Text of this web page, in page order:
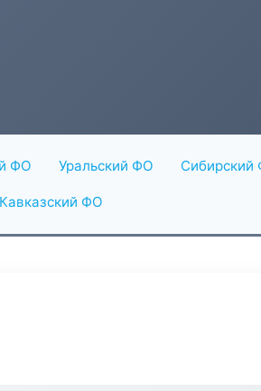
ФО Уральский ФО Сибирский
ФО